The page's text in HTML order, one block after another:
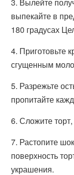
выпекайте в
180 градусах
4. Приготовьте
сгущенным
5. Разрежьте
пропитайте
6. Сложите
7. Растопите
поверхность
украшения.